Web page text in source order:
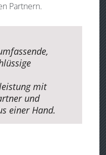
Partnern.
mit
und
einer Hand.